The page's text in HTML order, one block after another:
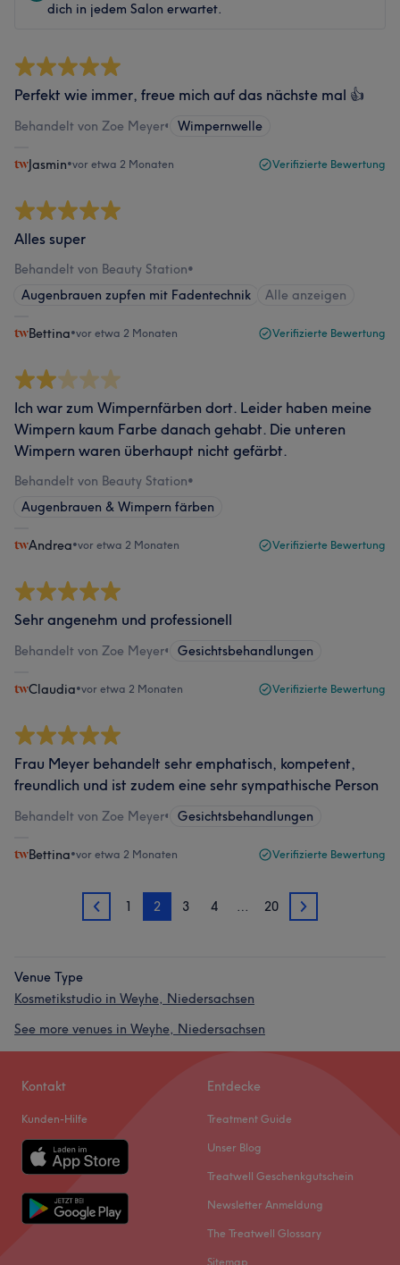
dich in jedem Salon erwartet.
Perfekt wie immer, freue mich auf das nächste mal 👍
Behandelt von Zoe Meyer• Wimpernwelle
Jasmin•vor etwa 2 Monaten Verifizierte Bewertung
Alles super
Behandelt von Beauty Station•
Augenbrauen zupfen mit Fadentechnik
Alle anzeigen
Bettina•vor etwa 2 Monaten Verifizierte Bewertung
Ich war zum Wimpernfärben dort. Leider haben meine
Wimpern kaum Farbe danach gehabt. Die unteren
Wimpern waren überhaupt nicht gefärbt.
Behandelt von Beauty Station•
Augenbrauen & Wimpern färben
Andrea•vor etwa 2 Monaten Verifizierte Bewertung
Sehr angenehm und professionell
Behandelt von Zoe Meyer• Gesichtsbehandlungen
Claudia•vor etwa 2 Monaten Verifizierte Bewertung
Frau Meyer behandelt sehr emphatisch, kompetent,
freundlich und ist zudem eine sehr sympathische Person
Behandelt von Zoe Meyer• Gesichtsbehandlungen
Bettina•vor etwa 2 Monaten Verifizierte Bewertung
1 1 2 3 4 … 20 3
Venue Type
Kosmetikstudio in Weyhe, Niedersachsen
See more venues in Weyhe, Niedersachsen
Kontakt
Kunden-Hilfe
Entdecke
Treatment Guide
Unser Blog
Treatwell Geschenkgutschein
Newsletter Anmeldung
The Treatwell Glossary
Sitemap